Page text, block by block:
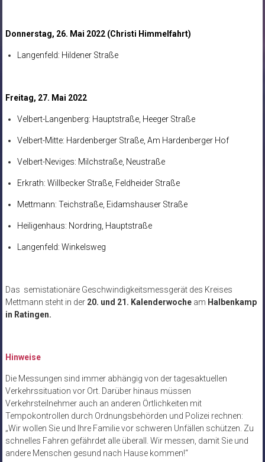
Donnerstag, 26. Mai 2022 (Christi Himmelfahrt)
Langenfeld: Hildener Straße
Freitag, 27. Mai 2022
Velbert-Langenberg: Hauptstraße, Heeger Straße
Velbert-Mitte: Hardenberger Straße, Am Hardenberger Hof
Velbert-Neviges: Milchstraße, Neustraße
Erkrath: Willbecker Straße, Feldheider Straße
Mettmann: Teichstraße, Eidamshauser Straße
Heiligenhaus: Nordring, Hauptstraße
Langenfeld: Winkelsweg
Das semistationäre Geschwindigkeitsmessgerät des Kreises
Mettmann steht in der 20. und 21. Kalenderwocheam Halbenkamp
in Ratingen.
Hinweise
Die Messungen sind immer abhängig von der tagesaktuellen
Verkehrssituation vor Ort. Darüber hinaus müssen
Verkehrsteilnehmer auch an anderen Örtlichkeiten mit
Tempokontrollen durch Ordnungsbehörden und Polizei rechnen:
„Wir wollen Sie und Ihre Familie vor schweren Unfällen schützen. Zu
schnelles Fahren gefährdet alle überall. Wir messen, damit Sie und
andere Menschen gesund nach Hause kommen!“